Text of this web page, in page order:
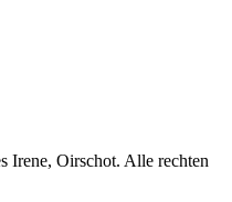
Irene, Oirschot. Alle rechten